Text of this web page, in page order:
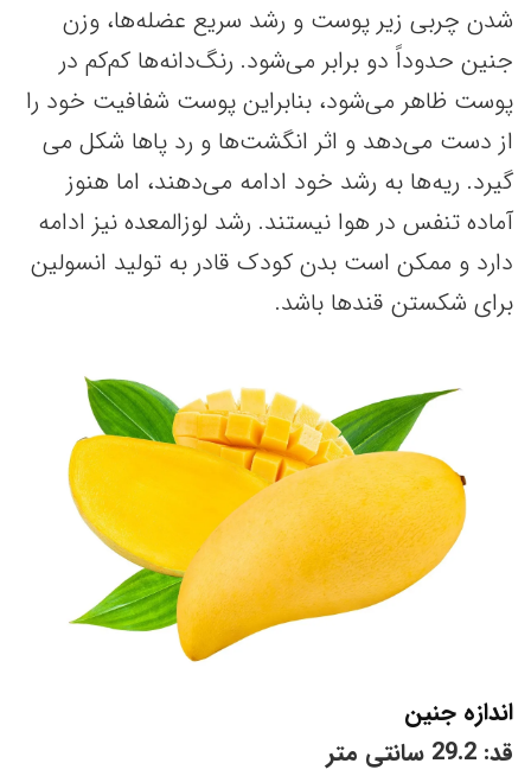
شدن چربی زیر پوست و رشد سریع عضله‌ها، وزن
جنین حدوداً دو برابر می‌شود. رنگ‌دانه‌ها کم‌کم در
پوست ظاهر می‌شود، بنابراین پوست شفافیت خود را
از دست می‌دهد و اثر انگشت‌ها و رد پاها شکل می
گیرد. ریه‌ها به رشد خود ادامه می‌دهند، اما هنوز
آماده تنفس در هوا نیستند. رشد لوزالمعده نیز ادامه
دارد و ممکن است بدن کودک قادر به تولید انسولین
برای شکستن قندها باشد.
اندازه جنین
قد: 29.2 سانتی متر